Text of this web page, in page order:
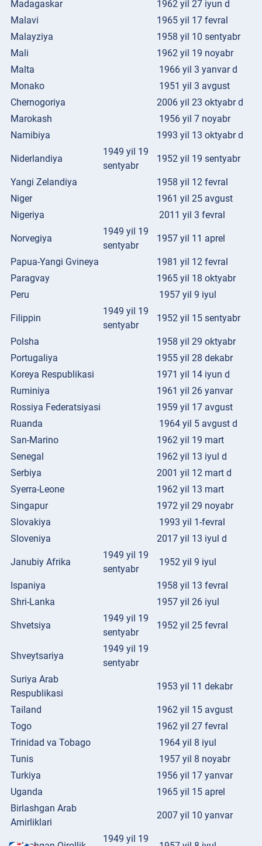
Madagaskar
1962 yil 27 iyun d
Malavi
1965 yil 17 fevral
Malayziya
1958 yil 10 sentyabr
Mali
1962 yil 19 noyabr
Malta
1966 yil 3 yanvar d
Monako
1951 yil 3 avgust
Chernogoriya
2006 yil 23 oktyabr d
Marokash
1956 yil 7 noyabr
Namibiya
1993 yil 13 oktyabr d
Niderlandiya
1949 yil 19
sentyabr
1952 yil 19 sentyabr
Yangi Zelandiya
1958 yil 12 fevral
Niger
1961 yil 25 avgust
Nigeriya
2011 yil 3 fevral
Norvegiya
1949 yil 19
sentyabr
1957 yil 11 aprel
Papua-Yangi Gvineya
1981 yil 12 fevral
Paragvay
1965 yil 18 oktyabr
Peru
1957 yil 9 iyul
Filippin
1949 yil 19
sentyabr
1952 yil 15 sentyabr
Polsha
1958 yil 29 oktyabr
Portugaliya
1955 yil 28 dekabr
Koreya Respublikasi
1971 yil 14 iyun d
Ruminiya
1961 yil 26 yanvar
Rossiya Federatsiyasi
1959 yil 17 avgust
Ruanda
1964 yil 5 avgust d
San-Marino
1962 yil 19 mart
Senegal
1962 yil 13 iyul d
Serbiya
2001 yil 12 mart d
Syerra-Leone
1962 yil 13 mart
Singapur
1972 yil 29 noyabr
Slovakiya
1993 yil 1-fevral
Sloveniya
2017 yil 13 iyul d
Janubiy Afrika
1949 yil 19
sentyabr
1952 yil 9 iyul
Ispaniya
1958 yil 13 fevral
Shri-Lanka
1957 yil 26 iyul
Shvetsiya
1949 yil 19
sentyabr
1952 yil 25 fevral
Shveytsariya
1949 yil 19
sentyabr
Suriya Arab
Respublikasi
1953 yil 11 dekabr
Tailand
1962 yil 15 avgust
Togo
1962 yil 27 fevral
Trinidad va Tobago
1964 yil 8 iyul
Tunis
1957 yil 8 noyabr
Turkiya
1956 yil 17 yanvar
Uganda
1965 yil 15 aprel
Birlashgan Arab
Amirliklari
2007 yil 10 yanvar
1949 yil 19